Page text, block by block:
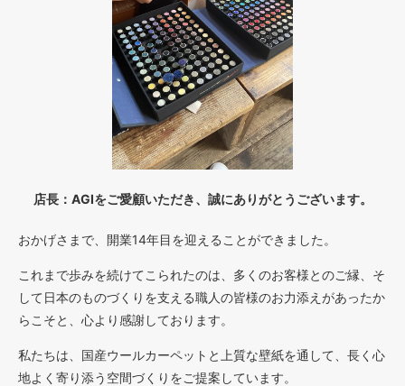
店長：AGIをご愛顧いただき、誠にありがとうございます。
おかげさまで、開業14年目を迎えることができました。
これまで歩みを続けてこられたのは、多くのお客様とのご縁、そ
して日本のものづくりを支える職人の皆様のお力添えがあったか
らこそと、心より感謝しております。
私たちは、国産ウールカーペットと上質な壁紙を通して、長く心
地よく寄り添う空間づくりをご提案しています。